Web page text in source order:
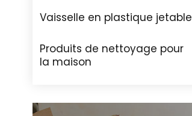
Vaisselle en plastique jetable
Produits de nettoyage pour
la maison